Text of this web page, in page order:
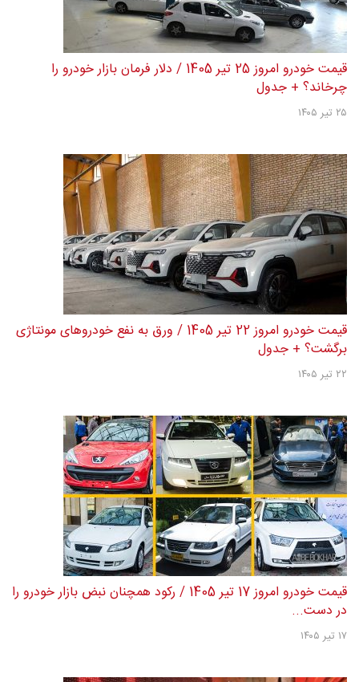
قیمت خودرو امروز 25 تیر 1405 / دلار فرمان بازار خودرو را
چرخاند؟ + جدول
۲۵ تیر ۱۴۰۵
قیمت خودرو امروز 22 تیر 1405 / ورق به نفع خودروهای مونتاژی
برگشت؟ + جدول
۲۲ تیر ۱۴۰۵
قیمت خودرو امروز 17 تیر 1405 / رکود همچنان نبض بازار خودرو را
در دست...
۱۷ تیر ۱۴۰۵